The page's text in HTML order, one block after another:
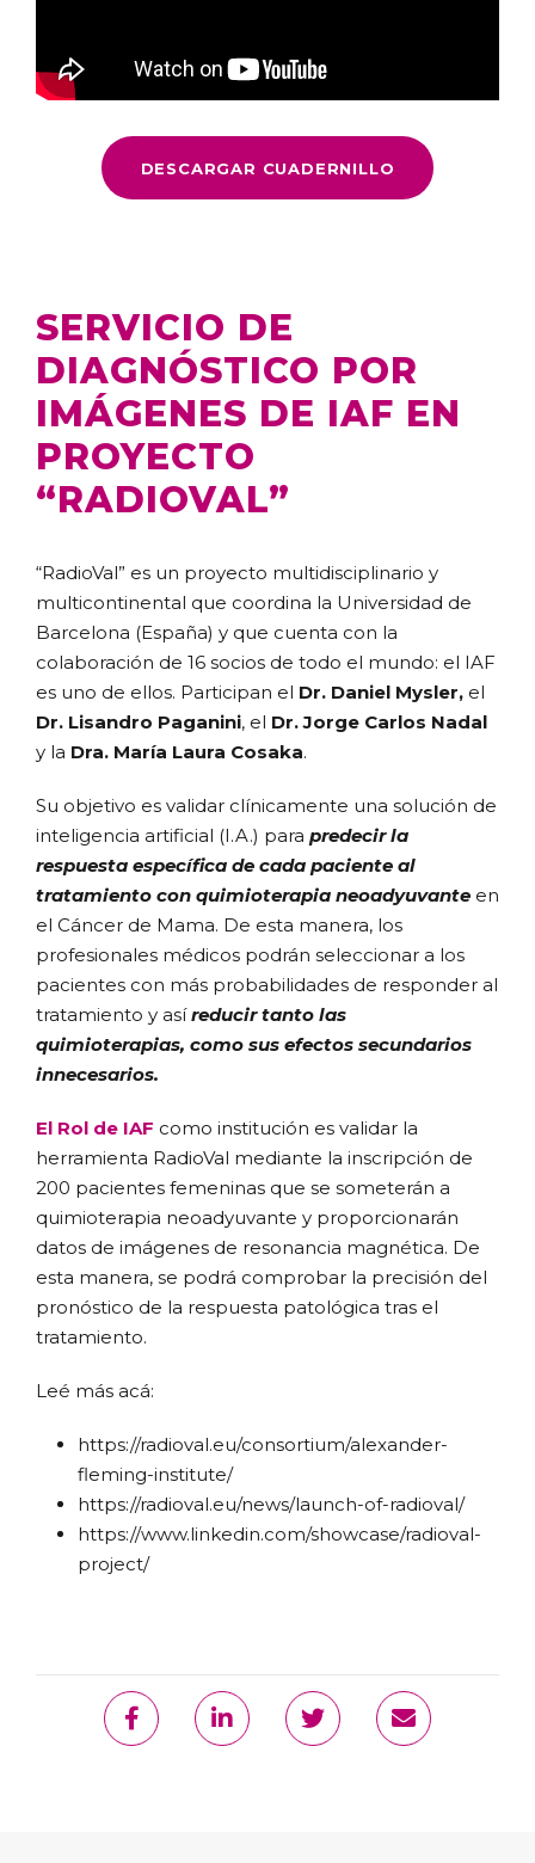
DESCARGAR CUADERNILLO
SERVICIO DE
DIAGNÓSTICO POR
IMÁGENES DE IAF EN
PROYECTO
“RADIOVAL”
“RadioVal” es un proyecto multidisciplinario y
multicontinental que coordina la Universidad de
Barcelona (España) y que cuenta con la
colaboración de 16 socios de todo el mundo: el IAF
es uno de ellos. Participan el Dr. Daniel Mysler, el
Dr. Lisandro Paganini, el Dr. Jorge Carlos Nadal
y la Dra. María Laura Cosaka.
Su objetivo es validar clínicamente una solución de
inteligencia artificial (I.A.) para predecir la
respuesta específica de cada paciente al
tratamiento con quimioterapia neoadyuvante en
el Cáncer de Mama. De esta manera, los
profesionales médicos podrán seleccionar a los
pacientes con más probabilidades de responder al
tratamiento y asíreducir tanto las
quimioterapias, como sus efectos secundarios
innecesarios.
El Rol de IAF como institución es validar la
herramienta RadioVal mediante la inscripción de
200 pacientes femeninas que se someterán a
quimioterapia neoadyuvante y proporcionarán
datos de imágenes de resonancia magnética. De
esta manera, se podrá comprobar la precisión del
pronóstico de la respuesta patológica tras el
tratamiento.
Leé más acá:
https://radioval.eu/consortium/alexander-
fleming-institute/
https://radioval.eu/news/launch-of-radioval/
https://www.linkedin.com/showcase/radioval-
project/